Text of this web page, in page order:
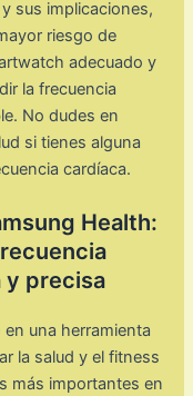
sus implicaciones,
riesgo de
adecuado y
la frecuencia
No dudes en
si tienes alguna
cardíaca.
Health:
y precisa
una herramienta
la salud y el fitness
más importantes en